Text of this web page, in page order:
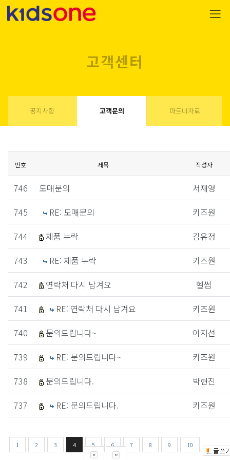
고객센터
공지사항 고객문의 파트너자료
번호 제목 작성자
746 도매문의
서재영
745
RE: 도매문의
키즈원
744
제품 누락
김유정
743
RE: 제품 누락
키즈원
742
연락처 다시 남겨요
헬썸
741
RE: 연락처 다시 남겨요
키즈원
740
문의드립니다~
이지선
739
RE: 문의드립니다~
키즈원
738
문의드립니다.
박현진
737
RE: 문의드립니다. 키즈원
1 2 3 4 5 6 7 8 9 10